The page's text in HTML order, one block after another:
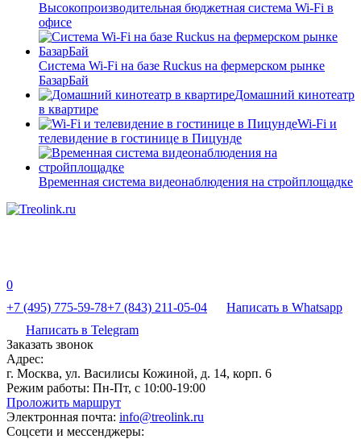
Высокопроизводительная бюджетная система Wi-Fi в
офисе
Система Wi-Fi на базе Ruckus на фермерском рынке
БазарБай
Домашний кинотеатр
в квартире
Wi-Fi и
телевидение в гостинице в Пицунде
Временная система видеонаблюдения на стройплощадке
0
+7 (495) 775-59-78+7 (843) 211-05-04
Написать в Whatsapp
Написать в Telegram
Заказать звонок
Адрес:
г. Москва, ул. Василисы Кожиной, д. 14, корп. 6
Режим работы: Пн-Пт, с 10:00-19:00
Проложить маршрут
Электронная почта: info@treolink.ru
Соцсети и мессенджеры: